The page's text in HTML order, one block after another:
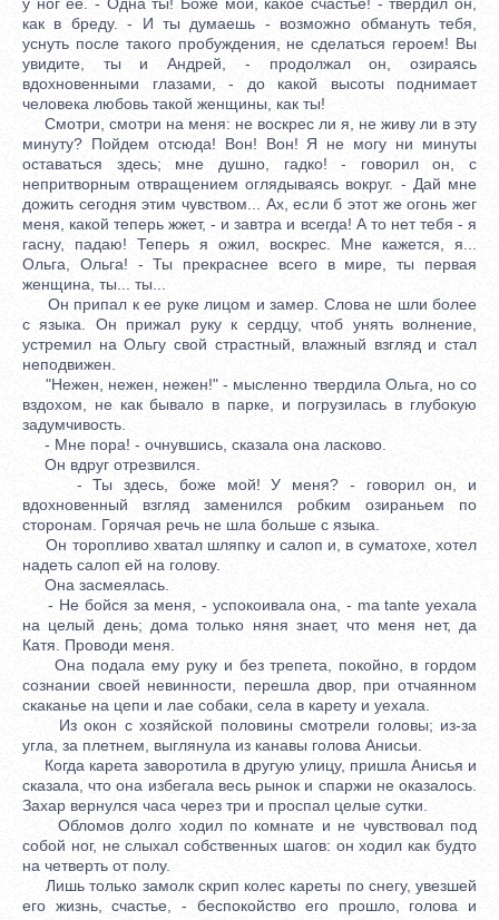
как в бреду. - И ты думаешь - возможно обмануть тебя,
уснуть после такого пробуждения, не сделаться героем! Вы
увидите, ты и Андрей, - продолжал он, озираясь
вдохновенными глазами, - до какой высоты поднимает
человека любовь такой женщины, как ты!
Смотри, смотри на меня: не воскрес ли я, не живу ли в эту
минуту? Пойдем отсюда! Вон! Вон! Я не могу ни минуты
оставаться здесь; мне душно, гадко! - говорил он, с
непритворным отвращением оглядываясь вокруг. - Дай мне
дожить сегодня этим чувством... Ах, если б этот же огонь жег
меня, какой теперь жжет, - и завтра и всегда! А то нет тебя - я
гасну, падаю! Теперь я ожил, воскрес. Мне кажется, я...
Ольга, Ольга! - Ты прекраснее всего в мире, ты первая
женщина, ты... ты...
Он припал к ее руке лицом и замер. Слова не шли более
с языка. Он прижал руку к сердцу, чтоб унять волнение,
устремил на Ольгу свой страстный, влажный взгляд и стал
неподвижен.
"Нежен, нежен, нежен!" - мысленно твердила Ольга, но со
вздохом, не как бывало в парке, и погрузилась в глубокую
задумчивость.
- Мне пора! - очнувшись, сказала она ласково.
Он вдруг отрезвился.
- Ты здесь, боже мой! У меня? - говорил он, и
вдохновенный взгляд заменился робким озираньем по
сторонам. Горячая речь не шла больше с языка.
Он торопливо хватал шляпку и салоп и, в суматохе, хотел
надеть салоп ей на голову.
Она засмеялась.
- Не бойся за меня, - успокоивала она, - ma tante уехала
на целый день; дома только няня знает, что меня нет, да
Катя. Проводи меня.
Она подала ему руку и без трепета, покойно, в гордом
сознании своей невинности, перешла двор, при отчаянном
скаканье на цепи и лае собаки, села в карету и уехала.
Из окон с хозяйской половины смотрели головы; из-за
угла, за плетнем, выглянула из канавы голова Анисьи.
Когда карета заворотила в другую улицу, пришла Анисья и
сказала, что она избегала весь рынок и спаржи не оказалось.
Захар вернулся часа через три и проспал целые сутки.
Обломов долго ходил по комнате и не чувствовал под
собой ног, не слыхал собственных шагов: он ходил как будто
на четверть от полу.
Лишь только замолк скрип колес кареты по снегу, увезшей
его жизнь, счастье, - беспокойство его прошло, голова и